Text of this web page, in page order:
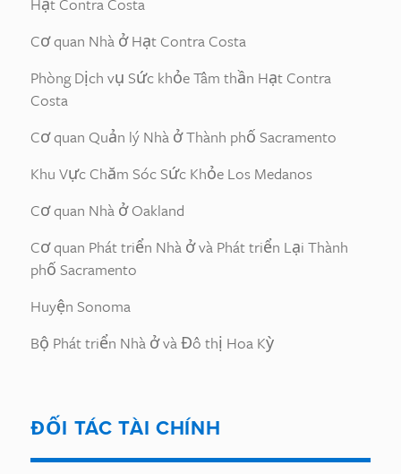
Cơ quan Nhà ở Hạt Contra Costa
Phòng Dịch vụ Sức khỏe Tâm thần Hạt Contra
Costa
Cơ quan Quản lý Nhà ở Thành phố Sacramento
Khu Vực Chăm Sóc Sức Khỏe Los Medanos
Cơ quan Nhà ở Oakland
Cơ quan Phát triển Nhà ở và Phát triển Lại Thành
phố Sacramento
Huyện Sonoma
Bộ Phát triển Nhà ở và Đô thị Hoa Kỳ
ĐỐI TÁC TÀI CHÍNH